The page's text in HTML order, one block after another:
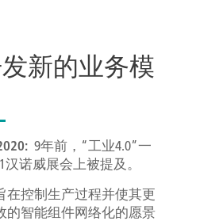
新的业务模
9年前，“工业4.0”一
汉诺威展会上被提及。
在控制生产过程并使其更
的智能组件网络化的愿景